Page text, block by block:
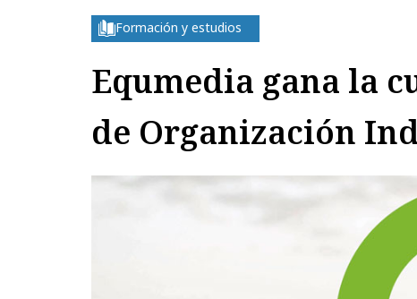
Formación y estudios
Equmedia gana la
de Organización